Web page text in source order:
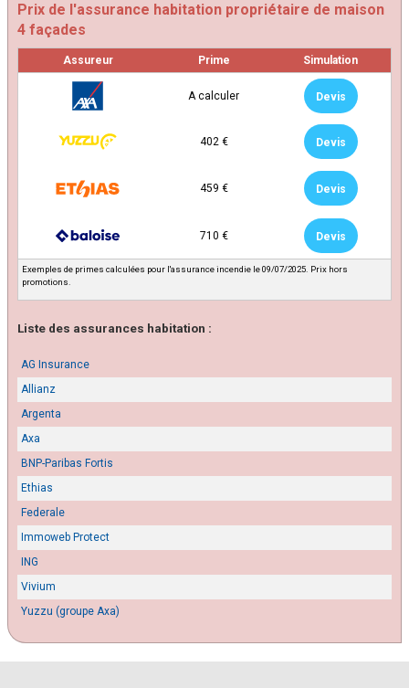
Prix de l'assurance habitation propriétaire de maison
4 façades
Assureur Prime Simulation
A calculer Devis
402 € Devis
459 € Devis
710 € Devis
Exemples de primes calculées pour l'assurance incendie le 09/07/2025. Prix hors
promotions.
Liste des assurances habitation :
AG Insurance
Allianz
Argenta
Axa
BNP-Paribas Fortis
Ethias
Federale
Immoweb Protect
ING
Vivium
Yuzzu (groupe Axa)